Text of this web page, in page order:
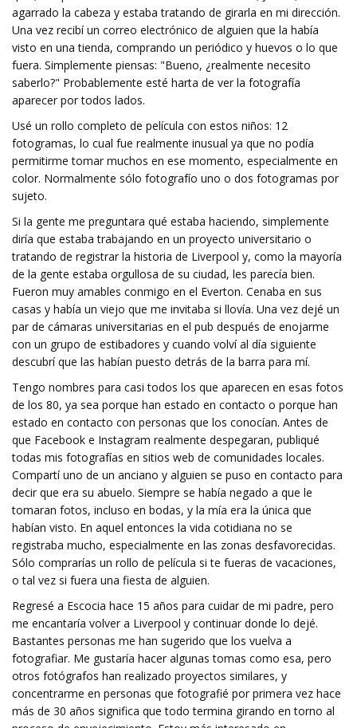
agarrado la cabeza y estaba tratando de girarla en mi dirección.
Una vez recibí un correo electrónico de alguien que la había
visto en una tienda, comprando un periódico y huevos o lo que
fuera. Simplemente piensas: "Bueno, ¿realmente necesito
saberlo?" Probablemente esté harta de ver la fotografía
aparecer por todos lados.
Usé un rollo completo de película con estos niños: 12
fotogramas, lo cual fue realmente inusual ya que no podía
permitirme tomar muchos en ese momento, especialmente en
color. Normalmente sólo fotografío uno o dos fotogramas por
sujeto.
Si la gente me preguntara qué estaba haciendo, simplemente
diría que estaba trabajando en un proyecto universitario o
tratando de registrar la historia de Liverpool y, como la mayoría
de la gente estaba orgullosa de su ciudad, les parecía bien.
Fueron muy amables conmigo en el Everton. Cenaba en sus
casas y había un viejo que me invitaba si llovía. Una vez dejé un
par de cámaras universitarias en el pub después de enojarme
con un grupo de estibadores y cuando volví al día siguiente
descubrí que las habían puesto detrás de la barra para mí.
Tengo nombres para casi todos los que aparecen en esas fotos
de los 80, ya sea porque han estado en contacto o porque han
estado en contacto con personas que los conocían. Antes de
que Facebook e Instagram realmente despegaran, publiqué
todas mis fotografías en sitios web de comunidades locales.
Compartí uno de un anciano y alguien se puso en contacto para
decir que era su abuelo. Siempre se había negado a que le
tomaran fotos, incluso en bodas, y la mía era la única que
habían visto. En aquel entonces la vida cotidiana no se
registraba mucho, especialmente en las zonas desfavorecidas.
Sólo comprarías un rollo de película si te fueras de vacaciones,
o tal vez si fuera una fiesta de alguien.
Regresé a Escocia hace 15 años para cuidar de mi padre, pero
me encantaría volver a Liverpool y continuar donde lo dejé.
Bastantes personas me han sugerido que los vuelva a
fotografiar. Me gustaría hacer algunas tomas como esa, pero
otros fotógrafos han realizado proyectos similares, y
concentrarme en personas que fotografié por primera vez hace
más de 30 años significa que todo termina girando en torno al